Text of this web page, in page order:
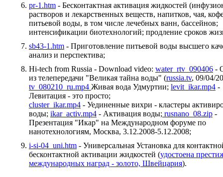
pr-1.htm - Бесконтактная активация жидкостей
растворов и лекарственных веществ, напитков, чая,
питьевой воды, в том числе лечебных ванн, бассейнов;
интенсификации биотехнологий; продление сроков
sb43-1.htm - Приготовление питьевой воды высшего
анализ и перспектива;
Hi-tech from Russia - Download video: water_rtv_090406 -
из телепередачи "Великая тайна воды" (russia.tv, 09/04/
tv_080210_ru.mp4 Живая вода Удмуртии; levit_ikar.mp4 -
Левитация - это просто;
cluster_ikar.mp4 - Уединенные вихри - кластеры
воды; ikar_activ.mp4 - Активация воды; rusnano_08.zip -
Презентация "Икар" на Международном форуме по
нанотехнологиям, Москва, 3.12.2008-5.12.2008;
i-si-04_uni.htm - Универсальная Установка для
бесконтактной активации жидкостей (удостоена
международных наград - золото, Швейцария).